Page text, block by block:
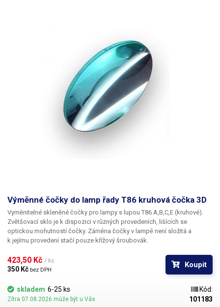
Výměnné čočky do lamp řady T86 kruhová čočka 3D
Vyměnitelné skleněné čočky pro lampy s lupou T86 A,B,C,E (kruhové).
Zvětšovací sklo je k dispozici v různých provedeních, lišících se
optickou mohutností čočky. Záměna čočky v lampě není složitá a
k jejímu provedení stačí pouze křížový šroubovák.
423,50 Kč / ks
350 Kč bez DPH
Koupit
skladem 6-25 ks
Zítra 07.08.2026 může být u Vás
Kód:
101183